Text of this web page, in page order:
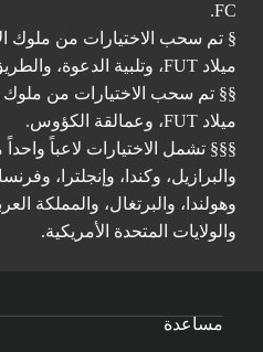
FC.
ميلاد FUT، وتلبية الدعوة، والطريق إلى نهائي UEFA.
ميلاد FUT، وعمالقة الكؤوس.
§§§ تشمل الاختيارات لاعباً
والبرازيل، وكندا، وإنجلترا،
وهولندا، والبرتغال، والمملكة
والولايات المتحدة الأمريكية.
مساعدة